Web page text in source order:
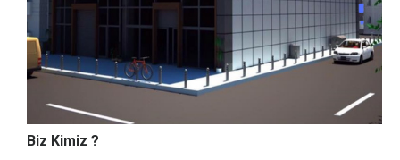
Biz Kimiz ?